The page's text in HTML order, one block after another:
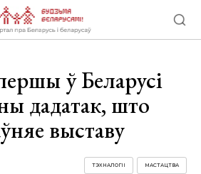
ў Беларусі
дадатак, што
выставу
МАСТАЦТВА
ТЭХНАЛОГІІ